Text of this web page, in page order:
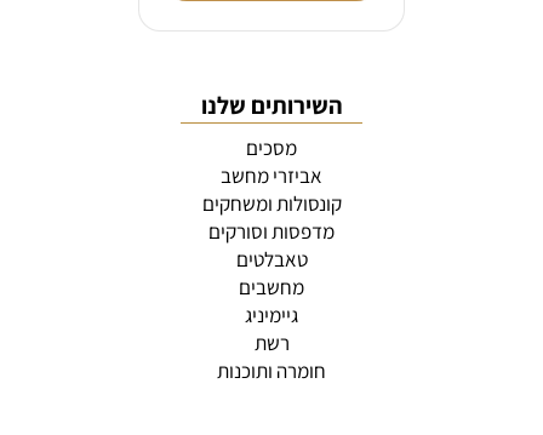
השירותים שלנו
מסכים
אביזרי מחשב
קונסולות ומשחקים
מדפסות וסורקים
טאבלטים
מחשבים
גיימיניג
רשת
חומרה ותוכנות